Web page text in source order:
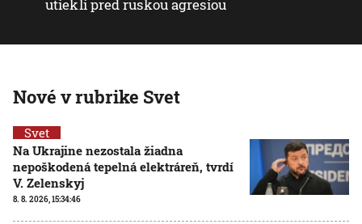
utiekli pred ruskou agresiou
Nové v rubrike Svet
Svet
Na Ukrajine nezostala žiadna
nepoškodená tepelná elektráreň, tvrdí
V. Zelenskyj
8. 8. 2026, 15:34:46